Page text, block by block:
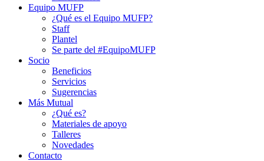
Equipo MUFP
¿Qué es el Equipo MUFP?
Staff
Plantel
Se parte del #EquipoMUFP
Socio
Beneficios
Servicios
Sugerencias
Más Mutual
¿Qué es?
Materiales de apoyo
Talleres
Novedades
Contacto